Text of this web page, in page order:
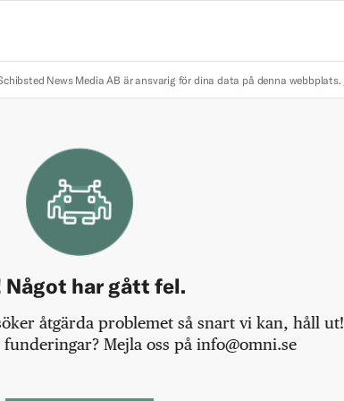
News Media AB är ansvarig för dina data på denna webbplats.
Något har gått fel.
åtgärda problemet så snart vi kan, håll ut!
Mejla oss på info@omni.se